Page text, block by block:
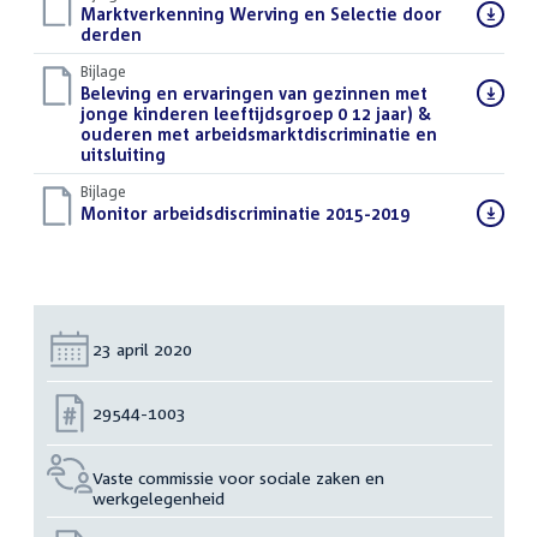
Download
bestand:
Marktverkenning Werving en Selectie door
derden
Bijlage
Download
bestand:
Beleving en ervaringen van gezinnen met
jonge kinderen leeftijdsgroep 0 12 jaar) &
ouderen met arbeidsmarktdiscriminatie en
uitsluiting
Bijlage
Download
Monitor arbeidsdiscriminatie 2015-2019(PDF)
Datum:
23 april 2020
Nummer:
29544-1003
Vaste commissie voor sociale zaken en
werkgelegenheid